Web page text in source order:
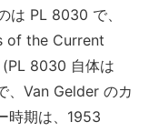
は PL 8030 で、
of the Current
8030 自体は
、Van Gelder のカ
時期は、1953